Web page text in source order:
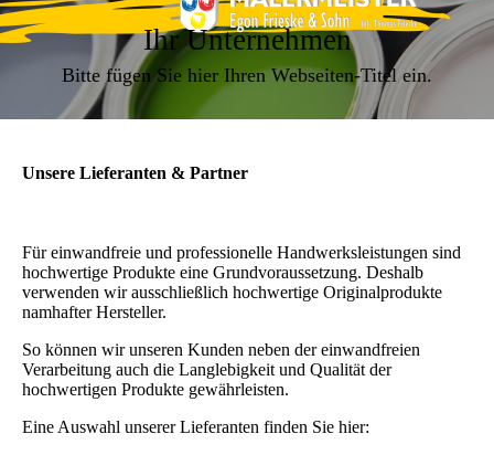
Ihr Unternehmen
Bitte fügen Sie hier Ihren Webseiten-Titel ein.
Unsere Lieferanten & Partner
Für einwandfreie und professionelle Handwerksleistungen sind
hochwertige Produkte eine Grundvoraussetzung. Deshalb
verwenden wir ausschließlich hochwertige Originalprodukte
namhafter Hersteller.
So können wir unseren Kunden neben der einwandfreien
Verarbeitung auch die Langlebigkeit und Qualität der
hochwertigen Produkte gewährleisten.
Eine Auswahl unserer Lieferanten finden Sie hier: